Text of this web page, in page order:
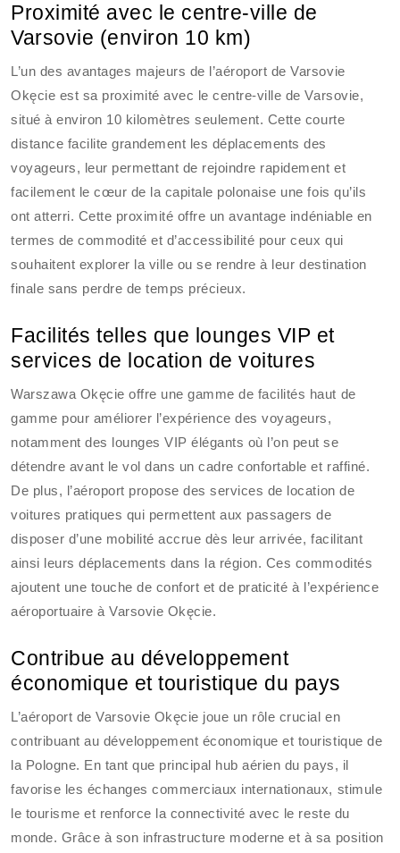
Proximité avec le centre-ville de
Varsovie (environ 10 km)
L’un des avantages majeurs de l’aéroport de Varsovie
Okęcie est sa proximité avec le centre-ville de Varsovie,
situé à environ 10 kilomètres seulement. Cette courte
distance facilite grandement les déplacements des
voyageurs, leur permettant de rejoindre rapidement et
facilement le cœur de la capitale polonaise une fois qu’ils
ont atterri. Cette proximité offre un avantage indéniable en
termes de commodité et d’accessibilité pour ceux qui
souhaitent explorer la ville ou se rendre à leur destination
finale sans perdre de temps précieux.
Facilités telles que lounges VIP et
services de location de voitures
Warszawa Okęcie offre une gamme de facilités haut de
gamme pour améliorer l’expérience des voyageurs,
notamment des lounges VIP élégants où l’on peut se
détendre avant le vol dans un cadre confortable et raffiné.
De plus, l’aéroport propose des services de location de
voitures pratiques qui permettent aux passagers de
disposer d’une mobilité accrue dès leur arrivée, facilitant
ainsi leurs déplacements dans la région. Ces commodités
ajoutent une touche de confort et de praticité à l’expérience
aéroportuaire à Varsovie Okęcie.
Contribue au développement
économique et touristique du pays
L’aéroport de Varsovie Okęcie joue un rôle crucial en
contribuant au développement économique et touristique de
la Pologne. En tant que principal hub aérien du pays, il
favorise les échanges commerciaux internationaux, stimule
le tourisme et renforce la connectivité avec le reste du
monde. Grâce à son infrastructure moderne et à sa position